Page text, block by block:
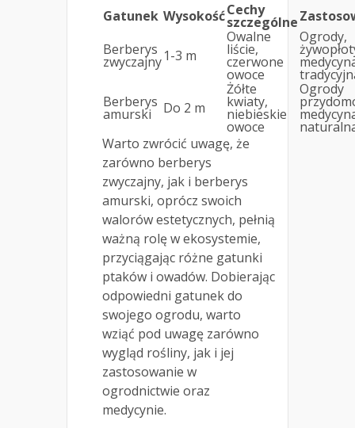
Gatunek WysokośćCechy
szczególne
Berberys
zwyczajny1-3 m
Owalne
liście,
czerwone
owoce
Ogrody,
Berberys
amurski Do 2 m
Żółte
kwiaty,
niebieskie
owoce
Ogrody
Warto zwrócić uwagę, że
zarówno berberys
zwyczajny, jak i berberys
amurski, oprócz swoich
walorów estetycznych, pełnią
ważną rolę w ekosystemie,
przyciągając różne gatunki
ptaków i owadów. Dobierając
odpowiedni gatunek do
swojego ogrodu, warto
wziąć pod uwagę zarówno
wygląd rośliny, jak i jej
zastosowanie w
ogrodnictwie oraz
medycynie.